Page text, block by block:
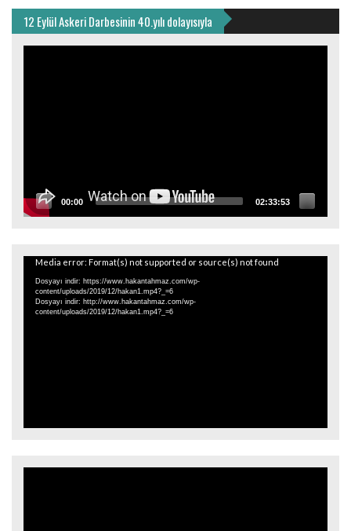
12 Eylül Askeri Darbesinin 40.yılı dolayısıyla
00:00 02:33:53
Video
oynatıcı
Media error: Format(s) not supported or source(s) not found
Dosyayı indir: https://www.hakantahmaz.com/wp-
content/uploads/2019/12/hakan1.mp4?_=6
Dosyayı indir: http://www.hakantahmaz.com/wp-
content/uploads/2019/12/hakan1.mp4?_=6